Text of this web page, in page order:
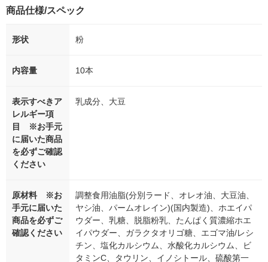
商品仕様/スペック
形状 粉
内容量 10本
表示すべきア
レルギー項
目 ※お手元
に届いた商品
を必ずご確認
ください
乳成分、大豆
原材料 ※お
手元に届いた
商品を必ずご
確認ください
調整食用油脂(分別ラード、オレオ油、大豆油、
ヤシ油、パームオレイン)(国内製造)、ホエイパ
ウダー、乳糖、脱脂粉乳、たんぱく質濃縮ホエ
イパウダー、ガラクタオリゴ糖、エゴマ油/レシ
チン、塩化カルシウム、水酸化カルシウム、ビ
タミンC、タウリン、イノシトール、硫酸第一